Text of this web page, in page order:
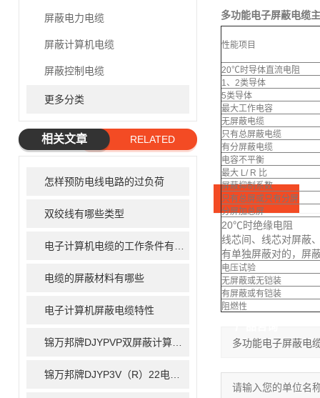
屏蔽电力电缆
屏蔽计算机电缆
屏蔽控制电缆
更多分类
相关文章
RELATED
怎样预防电线电路的过负荷
双绞线有哪些类型
电缆的屏蔽材料有哪些
电子计算机屏蔽电缆特性
多功能电子屏蔽电缆
性能项目
20℃时导体直流电阻
1、2类导体
5类导体
最大工作电容
无屏蔽电缆
只有总屏蔽电缆
有分屏蔽电缆
电容不平衡
最大 L/ R 比
屏蔽抑制系数
只有总屏或只有分屏
分屏加总屏
20℃时绝缘电阻
线芯间、线芯对屏蔽
有单独屏蔽对的，屏
电压试验
无屏蔽或无铠装
有屏蔽或有铠装
阻燃性